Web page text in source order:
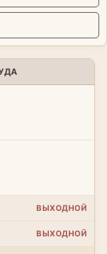
ВЫХОДНОЙ
ВЫХОДНОЙ